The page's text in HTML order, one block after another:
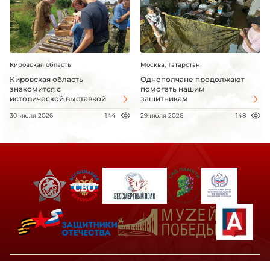
Кировская область
Кировская область
знакомится с
исторической выставкой
30 июля 2026 144
Москва, Татарстан
Однополчане продолжают
помогать нашим
защитникам
29 июля 2026 148